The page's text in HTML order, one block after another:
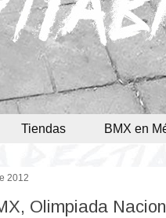
Tiendas BMX en
2012
Olimpiada